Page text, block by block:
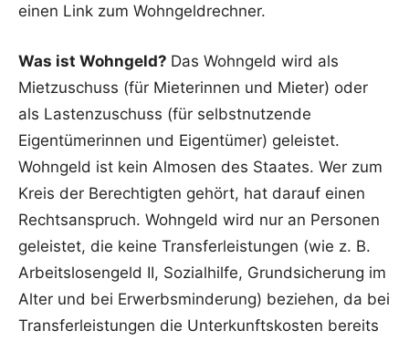
einen Link zum Wohngeldrechner.
Was ist Wohngeld? Das Wohngeld wird als
Mietzuschuss (für Mieterinnen und Mieter) oder
als Lastenzuschuss (für selbstnutzende
Eigentümerinnen und Eigentümer) geleistet.
Wohngeld ist kein Almosen des Staates. Wer zum
Kreis der Berechtigten gehört, hat darauf einen
Rechtsanspruch. Wohngeld wird nur an Personen
geleistet, die keine Transferleistungen (wie z. B.
Arbeitslosengeld II, Sozialhilfe, Grundsicherung im
Alter und bei Erwerbsminderung) beziehen, da bei
Transferleistungen die Unterkunftskosten bereits